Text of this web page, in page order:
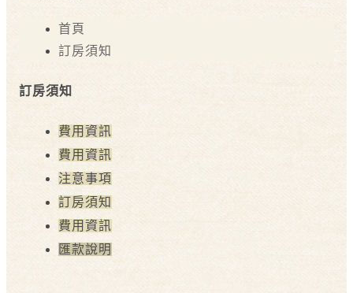
首頁
訂房須知
訂房須知
費用資訊
費用資訊
注意事項
訂房須知
費用資訊
匯款說明